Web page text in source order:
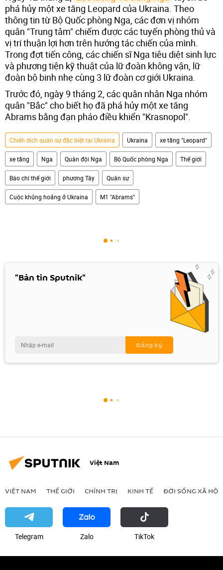
phá hủy một xe tăng Leopard của Ukraina. Theo
thông tin từ Bộ Quốc phòng Nga, các đơn vị nhóm
quân "Trung tâm" chiếm được các tuyến phòng thủ và
vị trí thuận lợi hơn trên hướng tác chiến của mình.
Trong đợt tiến công, các chiến sĩ Nga tiêu diệt sinh lực
và phương tiện kỹ thuật của lữ đoàn không vận, lữ
đoàn bộ binh nhẹ cùng 3 lữ đoàn cơ giới Ukraina.
Trước đó, ngày 9 tháng 2, các quân nhân Nga nhóm
quân "Bắc" cho biết họ đã phá hủy một xe tăng
Abrams bằng đạn pháo điều khiển "Krasnopol".
Chiến dịch quân sự đặc biệt tại Ukraina Ukraina xe tăng "Leopard"
xe tăng Nga Quân đội Nga Bộ Quốc phòng Nga Thế giới
Báo chí thế giới phương Tây Quân sự
Cuộc khủng hoảng ở Ukraina M1 "Abrams"
"Bản tin Sputnik"
Việt Nam
VIỆT NAM THẾ GIỚI CHÍNH TRỊ KINH TẾ ĐỜI SỐNG XÃ HỘI
Telegram Zalo ТikТоk